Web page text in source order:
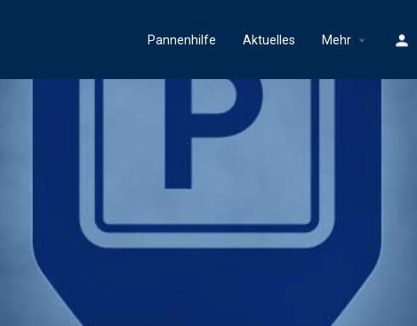
Pannenhilfe Aktuelles Mehr